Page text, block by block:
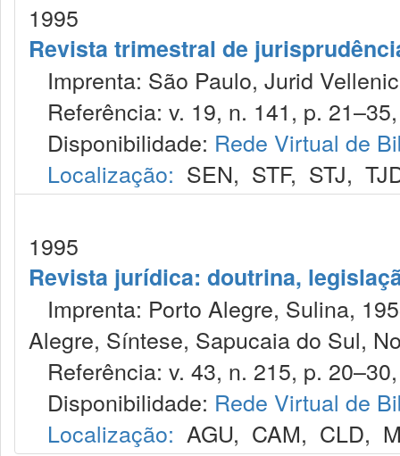
1995
Revista trimestral de
Imprenta: São Paulo, Jurid
Referência: v. 19, n. 141, p.
Disponibilidade: Rede Virtual de
Localização: SEN, STF, STJ,
1995
Revista jurídica: doutrina,
Imprenta: Porto Alegre, Sulina,
Alegre, Síntese, Sapucaia do Sul,
Referência: v. 43, n. 215, p.
Disponibilidade: Rede Virtual de
Localização: AGU, CAM, CLD,